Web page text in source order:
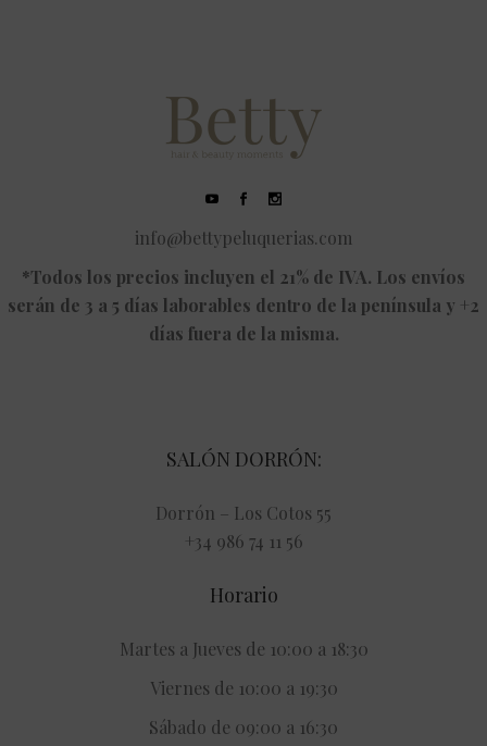
info@bettypeluquerias.com
*Todos los precios incluyen el 21% de IVA. Los envíos
serán de 3 a 5 días laborables dentro de la península y +2
días fuera de la misma.
SALÓN DORRÓN:
Dorrón – Los Cotos 55
+34 986 74 11 56
Horario
Martes a Jueves de 10:00 a 18:30
Viernes de 10:00 a 19:30
Sábado de 09:00 a 16:30